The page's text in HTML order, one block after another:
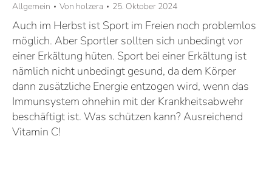
Allgemein Von holzera 25. Oktober 2024
Auch im Herbst ist Sport im Freien noch problemlos
möglich. Aber Sportler sollten sich unbedingt vor
einer Erkältung hüten. Sport bei einer Erkältung ist
nämlich nicht unbedingt gesund, da dem Körper
dann zusätzliche Energie entzogen wird, wenn das
Immunsystem ohnehin mit der Krankheitsabwehr
beschäftigt ist. Was schützen kann? Ausreichend
Vitamin C!